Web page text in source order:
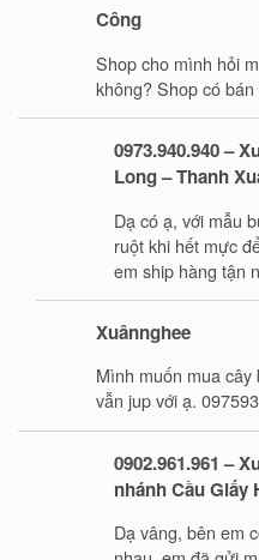
Công
Shop cho mình hỏi
không? Shop có
0973.940.940 –
Long – Thanh
Dạ có ạ, với mẫu
ruột khi hết mực
em ship hàng tận
Xuânnghee
Mình muốn mua
vẫn jup với ạ.
0902.961.961 –
nhánh Cầu Giấy
Dạ vâng, bên em